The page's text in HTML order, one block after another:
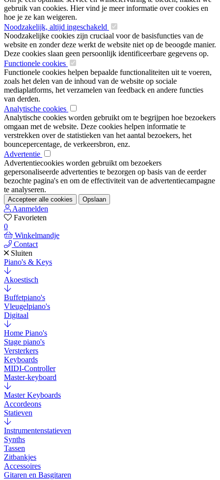
gebruik van cookies. Hier vind je meer informatie over cookies en
hoe je ze kan weigeren.
Noodzakelijk, altijd ingeschakeld
Noodzakelijke cookies zijn cruciaal voor de basisfuncties van de
website en zonder deze werkt de website niet op de beoogde manier.
Deze cookies slaan geen persoonlijk identificeerbare gegevens op.
Functionele cookies
Functionele cookies helpen bepaalde functionaliteiten uit te voeren,
zoals het delen van de inhoud van de website op sociale
mediaplatforms, het verzamelen van feedback en andere functies
van derden.
Analytische cookies
Analytische cookies worden gebruikt om te begrijpen hoe bezoekers
omgaan met de website. Deze cookies helpen informatie te
verstrekken over de statistieken van het aantal bezoekers, het
bouncepercentage, de verkeersbron, enz.
Advertentie
Advertentiecookies worden gebruikt om bezoekers
gepersonaliseerde advertenties te bezorgen op basis van de eerder
bezochte pagina's en om de effectiviteit van de advertentiecampagne
te analyseren.
Accepteer alle cookies Opslaan
Aanmelden
Favorieten
0
Winkelmandje
Contact
Sluiten
Piano's & Keys
Akoestisch
Buffetpiano's
Vleugelpiano's
Digitaal
Home Piano's
Stage piano's
Versterkers
Keyboards
MIDI-Controller
Master-keyboard
Master Keyboards
Accordeons
Statieven
Instrumentenstatieven
Synths
Tassen
Zitbankjes
Accessoires
Gitaren en Basgitaren